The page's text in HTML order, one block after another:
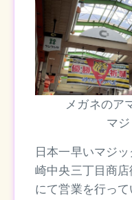
メガネの
マ
日本一早いマジ
崎中央三丁目商
にて営業を行っ